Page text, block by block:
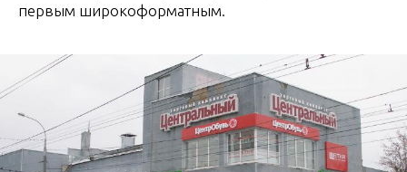
первым широкоформатным.